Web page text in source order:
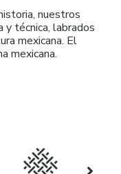
nuestros
y técnica, labrados
mexicana. El
mexicana.